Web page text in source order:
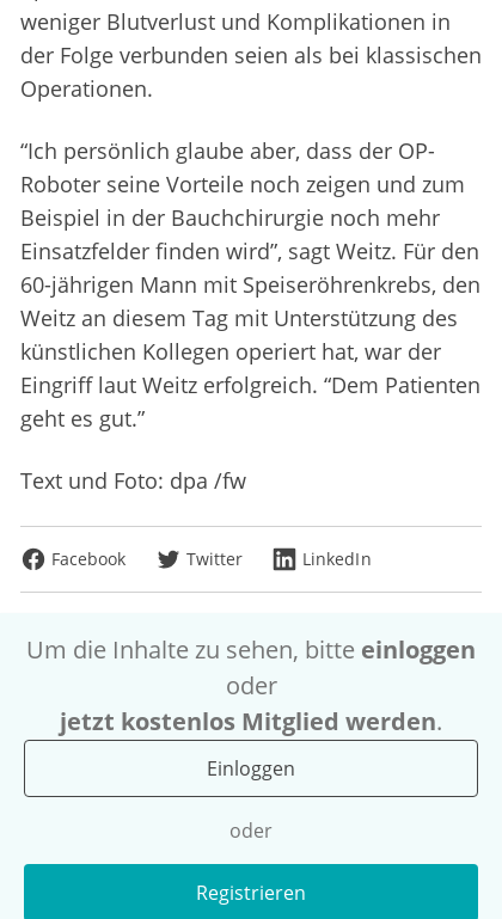
weniger Blutverlust und Komplikationen in
der Folge verbunden seien als bei klassischen
Operationen.
“Ich persönlich glaube aber, dass der OP-
Roboter seine Vorteile noch zeigen und zum
Beispiel in der Bauchchirurgie noch mehr
Einsatzfelder finden wird”, sagt Weitz. Für den
60-jährigen Mann mit Speiseröhrenkrebs, den
Weitz an diesem Tag mit Unterstützung des
künstlichen Kollegen operiert hat, war der
Eingriff laut Weitz erfolgreich. “Dem Patienten
geht es gut.”
Text und Foto: dpa /fw
Facebook Twitter LinkedIn
Um die Inhalte zu sehen, bitte einloggen
oder
jetzt kostenlos Mitglied werden.
Einloggen
oder
Registrieren